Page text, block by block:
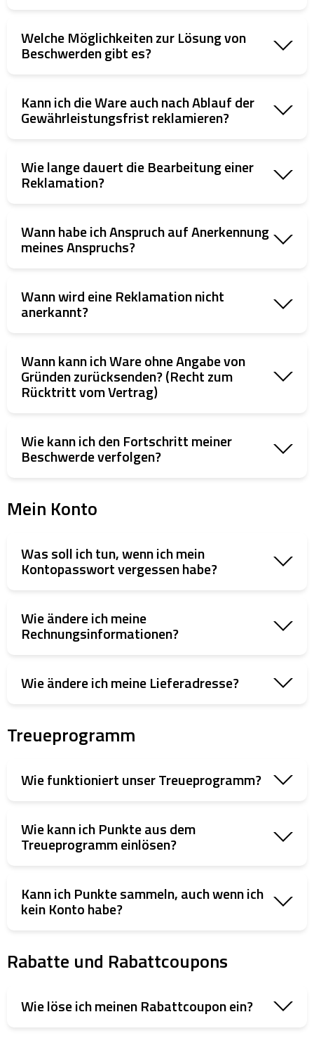
Welche Möglichkeiten zur Lösung von
Beschwerden gibt es?
Kann ich die Ware auch nach Ablauf der
Gewährleistungsfrist reklamieren?
Wie lange dauert die Bearbeitung einer
Reklamation?
Wann habe ich Anspruch auf Anerkennung
meines Anspruchs?
Wann wird eine Reklamation nicht
anerkannt?
Wann kann ich Ware ohne Angabe von
Gründen zurücksenden? (Recht zum
Rücktritt vom Vertrag)
Wie kann ich den Fortschritt meiner
Beschwerde verfolgen?
Mein Konto
Was soll ich tun, wenn ich mein
Kontopasswort vergessen habe?
Wie ändere ich meine
Rechnungsinformationen?
Wie ändere ich meine Lieferadresse?
Treueprogramm
Wie funktioniert unser Treueprogramm?
Wie kann ich Punkte aus dem
Treueprogramm einlösen?
Kann ich Punkte sammeln, auch wenn ich
kein Konto habe?
Rabatte und Rabattcoupons
Wie löse ich meinen Rabattcoupon ein?